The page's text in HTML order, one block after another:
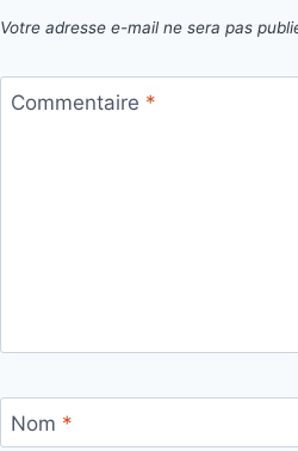
Votre adresse e-mail ne sera pas
Commentaire *
Nom *